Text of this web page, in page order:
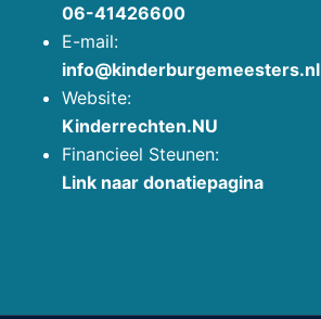
06-41426600
E-mail:
info@kinderburgemeesters.nl
Website:
Kinderrechten.NU
Financieel Steunen:
Link naar donatiepagina